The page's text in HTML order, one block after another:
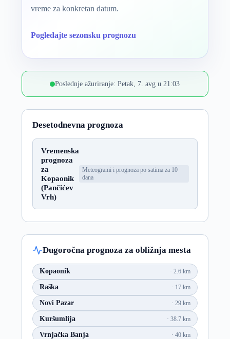
vreme za konkretan datum.
Pogledajte sezonsku prognozu
Poslednje ažuriranje: Petak, 7. avg u 21:03
Desetodnevna prognoza
Vremenska
prognoza
za
Kopaonik
(Pančićev
Vrh)
Meteogrami i prognoza po satima za 10
dana
Dugoročna prognoza za obližnja mesta
Kopaonik 2.6 km
Raška 17 km
Novi Pazar 29 km
Kuršumlija 38.7 km
Vrnjačka Banja 40 km